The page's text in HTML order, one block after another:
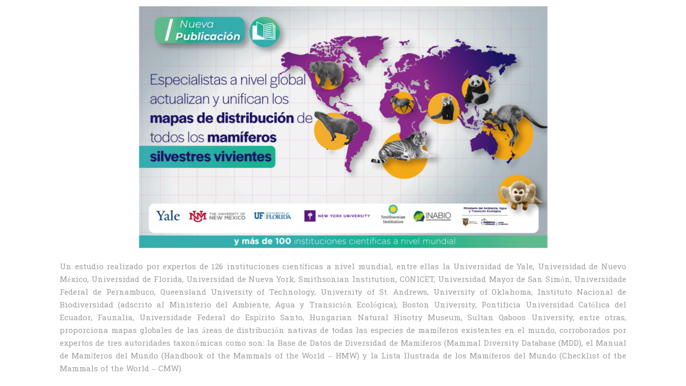
Un estudio realizado por expertos de 126 instituciones científicas a nivel mundial, entre ellas la Universidad de Yale, Universidad de Nuevo
México, Universidad de Florida, Universidad de Nueva York, Smithsonian Institution, CONICET, Universidad Mayor de San Simón, Universidade
Federal de Pernambuco, Queensland University of Technology, University of St. Andrews, University of Oklahoma, Instituto Nacional de
Biodiversidad (adscrito al Ministerio del Ambiente, Agua y Transición Ecológica), Boston University, Pontificia Universidad Católica del
Ecuador, Faunalia, Universidade Federal do Espírito Santo, Hungarian Natural Hisotry Museum, Sultan Qaboos University, entre otras,
proporciona mapas globales de las áreas de distribución nativas de todas las especies de mamíferos existentes en el mundo, corroborados por
expertos de tres autoridades taxonómicas como son: la Base de Datos de Diversidad de Mamíferos (Mammal Diversity Database (MDD), el Manual
de Mamíferos del Mundo (Handbook of the Mammals of the World – HMW) y la Lista Ilustrada de los Mamíferos del Mundo (Checklist of the
Mammals of the World – CMW).